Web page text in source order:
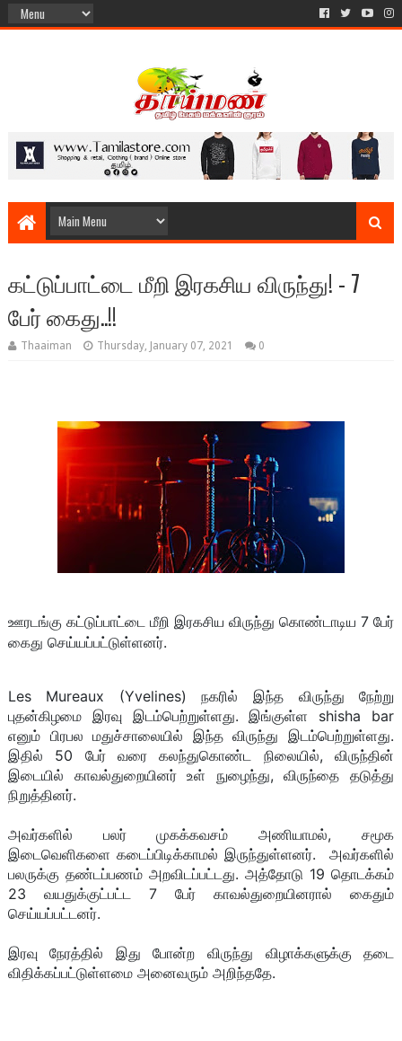
கட்டுப்பாட்டை மீறி இரகசிய விருந்து! - 7
பேர் கைது..!!
Thaaiman Thursday, January 07, 2021 0
ஊரடங்கு கட்டுப்பாட்டை மீறி இரகசிய விருந்து கொண்டாடிய 7 பேர்
கைது செய்யப்பட்டுள்ளனர்.
Les Mureaux (Yvelines) நகரில் இந்த விருந்து நேற்று
புதன்கிழமை இரவு இடம்பெற்றுள்ளது. இங்குள்ள shisha bar
எனும் பிரபல மதுச்சாலையில் இந்த விருந்து இடம்பெற்றுள்ளது.
இதில் 50 பேர் வரை கலந்துகொண்ட நிலையில், விருந்தின்
இடையில் காவல்துறையினர் உள் நுழைந்து, விருந்தை தடுத்து
நிறுத்தினர்.
அவர்களில் பலர் முகக்கவசம் அணியாமல், சமூக
இடைவெளிகளை கடைப்பிடிக்காமல் இருந்துள்ளனர். அவர்களில்
பலருக்கு தண்டப்பணம் அறவிடப்பட்டது. அத்தோடு 19 தொடக்கம்
23 வயதுக்குட்பட்ட 7 பேர் காவல்துறையினரால் கைதும்
செய்யப்பட்டனர்.
இரவு நேரத்தில் இது போன்ற விருந்து விழாக்களுக்கு தடை
விதிக்கப்பட்டுள்ளமை அனைவரும் அறிந்ததே.